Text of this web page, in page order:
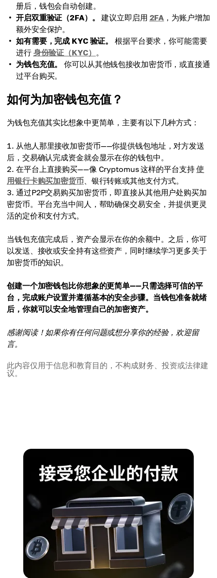
册后，钱包会自动创建。
开启双重验证（2FA）。
建议立即启用 2FA ，为账户增加
额外安全保护。
如有需要，完成 KYC 验证。
根据平台要求，你可能需要
进行 身份验证（KYC） 。
为钱包充值。
你可以从其他钱包接收加密货币，或直接通
过平台购买。
如何为加密钱包充值？
为钱包充值其实比想象中更简单，主要有以下几种方式：
从他人那里接收加密货币——你提供钱包地址，对方发送
后，交易确认完成资金就会显示在你的钱包中。
在平台上直接购买——像 Cryptomus 这样的平台支持使
用银行卡购买加密货币、银行转账或其他支付方式。
通过P2P交易购买加密货币，即直接从其他用户处购买加
密货币。平台充当中间人，帮助确保交易安全，并提供更灵
活的定价和支付方式。
当钱包充值完成后，资产会显示在你的余额中。之后，你可
以发送、接收或安全持有这些资产，同时继续学习更多关于
加密货币的知识。
创建一个加密钱包比你想象的更简单——只需选择可信的平
台，完成账户设置并遵循基本的安全步骤。当钱包准备就绪
后，你就可以安全地管理自己的加密资产。
感谢阅读！如果你有任何问题或想分享你的经验，欢迎留
言。
此内容仅用于信息和教育目的，不构成财务、投资或法律建
议。